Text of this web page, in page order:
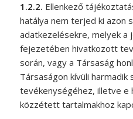
1.2.2. Ellenkező
hatálya nem terjed ki azon
adatkezelésekre, melyek a
fejezetében hivatkozott
során, vagy a Társaság
Társaságon kívüli harmadik
tevékenységéhez, illetve e
közzétett tartalmakhoz